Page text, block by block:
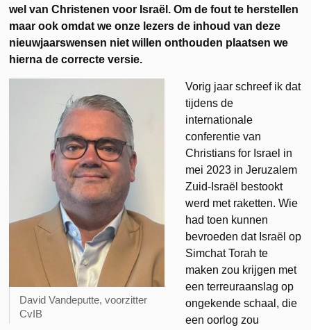
wel van Christenen voor Israël. Om de fout te herstellen
maar ook omdat we onze lezers de inhoud van deze
nieuwjaarswensen niet willen onthouden plaatsen we
hierna de correcte versie.
David Vandeputte, voorzitter
CvIB
Vorig jaar schreef ik dat
tijdens de
internationale
conferentie van
Christians for Israel in
mei 2023 in Jeruzalem
Zuid-Israël bestookt
werd met raketten. Wie
had toen kunnen
bevroeden dat Israël op
Simchat Torah te
maken zou krijgen met
een terreuraanslag op
ongekende schaal, die
een oorlog zou